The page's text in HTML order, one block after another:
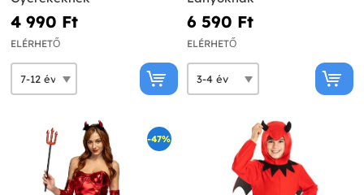
4 990 Ft‎
ELÉRHETŐ
6 590 Ft‎
ELÉRHETŐ
-47%